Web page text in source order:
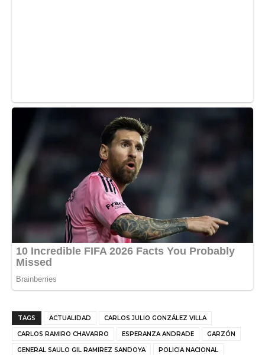
TAGS ACTUALIDAD CARLOS JULIO GONZÁLEZ VILLA
CARLOS RAMIRO CHAVARRO ESPERANZA ANDRADE GARZÓN
GENERAL SAULO GIL RAMIREZ SANDOYA POLICIA NACIONAL